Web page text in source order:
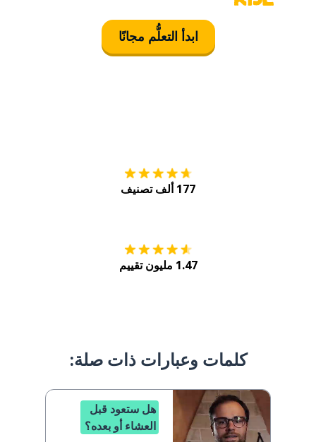
ابدأ التعلُّم مجانًا
177 ألف تصنيف
1.47 مليون تقييم
كلمات وعبارات ذات صلة:
هل ستعود قبل
العشاء أو بعده؟